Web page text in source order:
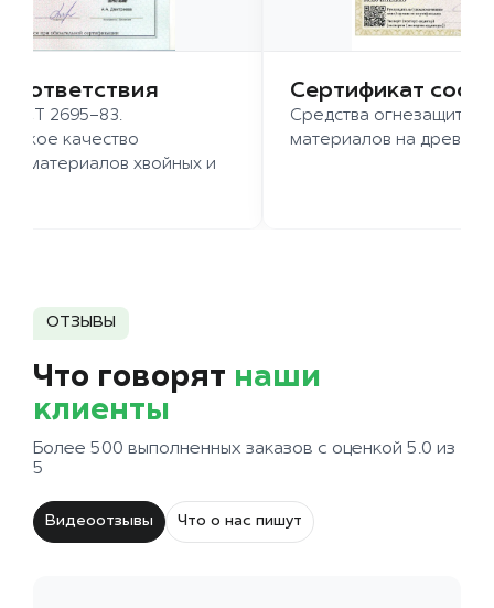
2695-83.
качество
хвойных и
Сертификат
Средства огнезащиты
материалов на
ОТЗЫВЫ
Что говорят наши
клиенты
Более 500 выполненных заказов с оценкой 5.0 из
5
Видеоотзывы Что о нас пишут